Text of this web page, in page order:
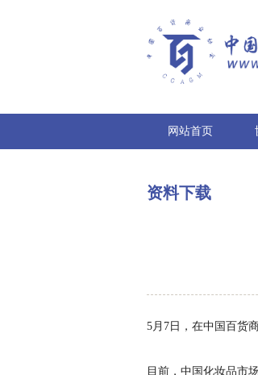
网站首页
资料下载
5月7日，在中国百货
目前，中国化妆品市